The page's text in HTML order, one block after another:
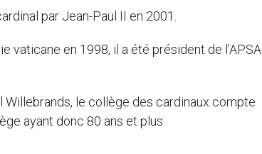
par Jean-Paul II en 2001.
en 1998, il a été président de l’APSA
le collège des cardinaux compte
ayant donc 80 ans et plus.